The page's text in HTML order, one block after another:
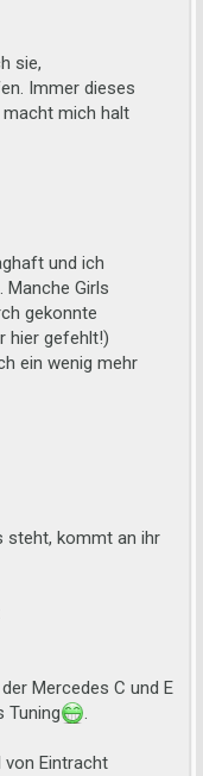
sie,
Immer dieses
macht mich halt
und ich
Girls
gekonnte
hier gefehlt!)
ein wenig mehr
steht, kommt an ihr
Mercedes C und E
Tuning
.
von Eintracht